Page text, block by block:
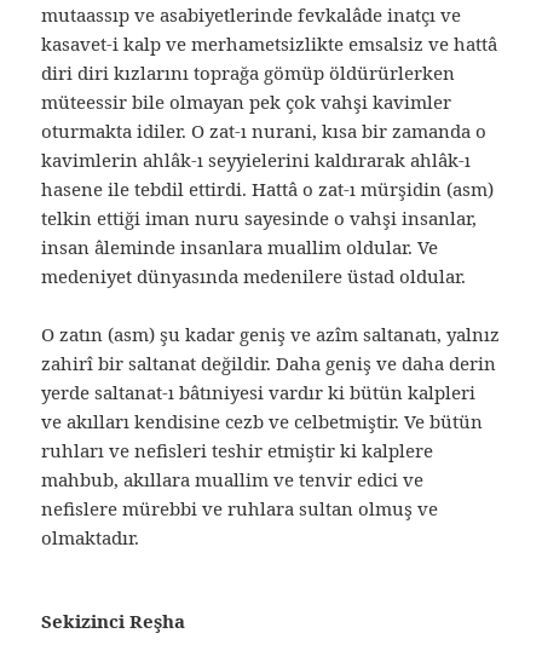
mutaassıp ve asabiyetlerinde fevkalâde inatçı ve
kasavet-i kalp ve merhametsizlikte emsalsiz ve hattâ
diri diri kızlarını toprağa gömüp öldürürlerken
müteessir bile olmayan pek çok vahşi kavimler
oturmakta idiler. O zat-ı nurani, kısa bir zamanda o
kavimlerin ahlâk-ı seyyielerini kaldırarak ahlâk-ı
hasene ile tebdil ettirdi. Hattâ o zat-ı mürşidin (asm)
telkin ettiği iman nuru sayesinde o vahşi insanlar,
insan âleminde insanlara muallim oldular. Ve
medeniyet dünyasında medenilere üstad oldular.
O zatın (asm) şu kadar geniş ve azîm saltanatı, yalnız
zahirî bir saltanat değildir. Daha geniş ve daha derin
yerde saltanat-ı bâtıniyesi vardır ki bütün kalpleri
ve akılları kendisine cezb ve celbetmiştir. Ve bütün
ruhları ve nefisleri teshir etmiştir ki kalplere
mahbub, akıllara muallim ve tenvir edici ve
nefislere mürebbi ve ruhlara sultan olmuş ve
olmaktadır.
Sekizinci Reşha